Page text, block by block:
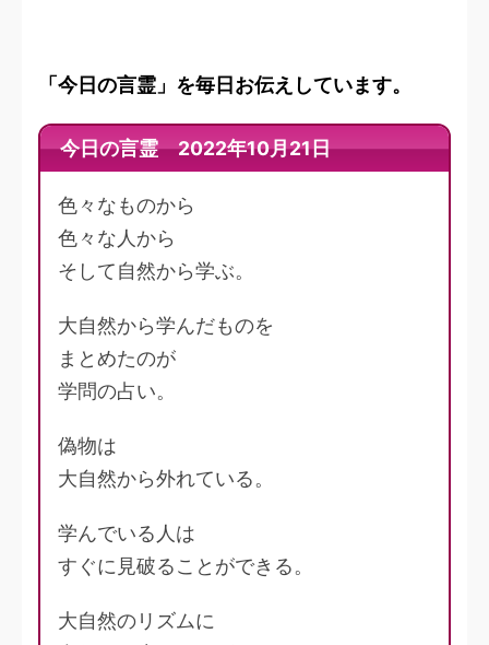
「今日の言霊」を毎日お伝えしています。
今日の言霊 2022年10月21日
色々なものから
色々な人から
そして自然から学ぶ。
大自然から学んだものを
まとめたのが
学問の占い。
偽物は
大自然から外れている。
学んでいる人は
すぐに見破ることができる。
大自然のリズムに